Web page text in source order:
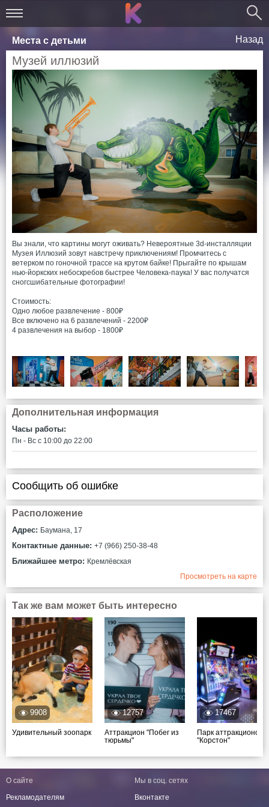
Места с детьми Назад
Музей иллюзий
Вы знали, что картины могут оживать? Невероятные 3d-инсталляции
Музея Иллюзий зовут навстречу приключениям! Промчитесь с
ветерком по гоночной трассе на крутом байке! Прыгайте по крышам
нью-йоркских небоскребов быстрее Человека-паука! У вас получатся
сногсшибательные фотографии!
Стоимость:
Одно любое развлечение - 800₽
Все включено на 6 развлечений - 2200₽
4 развлечения на выбор - 1800₽
Дополнительная информация
Часы работы:
Пн - Вс c 10:00 до 22:00
Сообщить об ошибке
Расположение
Адрес: Баумана, 17
Контактные данные: +7 (966) 250-38-48
Ближайшее метро: Кремлёвская
Просмотреть на карте
Так же вам может быть интересно
9908
Удивительный зоопарк
12757
Аттракцион "Побег из
тюрьмы"
17467
Парк аттракционов
"Корстон"
О сайте
Рекламодателям
Мы в соц. сетях
Вконтакте